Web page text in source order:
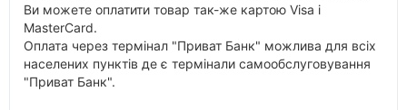
Ви можете оплатити товар так-же картою Visa і
MasterCard.
Оплата через термінал "Приват Банк" можлива для всіх
населених пунктів де є термінали самообслуговування
"Приват Банк".